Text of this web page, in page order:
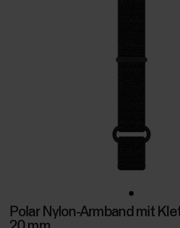
Polar Nylon-Armband mit